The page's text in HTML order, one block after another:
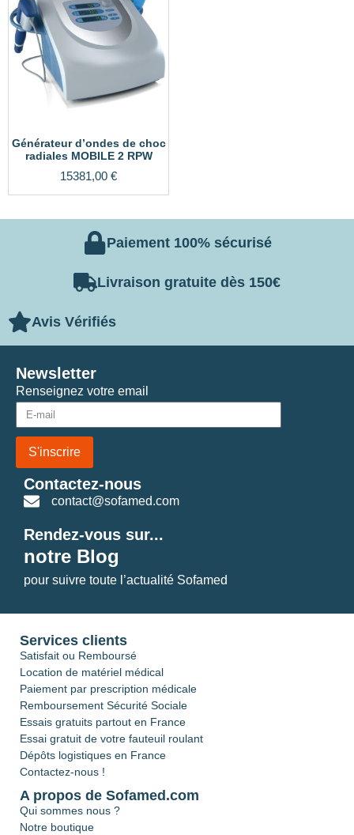
Générateur d’ondes de choc
radiales MOBILE 2 RPW
15381,00 €
Paiement 100% sécurisé
Livraison gratuite dès 150€
Avis Vérifiés
Renseignez votre email
S'inscrire
Newsletter
Contactez-nous
contact@sofamed.com
Rendez-vous sur...
notre Blog
pour suivre toute l’actualité Sofamed
Services clients
Satisfait ou Remboursé
Location de matériel médical
Paiement par prescription médicale
Remboursement Sécurité Sociale
Essais gratuits partout en France
Essai gratuit de votre fauteuil roulant
Dépôts logistiques en France
Contactez-nous !
A propos de Sofamed.com
Qui sommes nous ?
Notre boutique